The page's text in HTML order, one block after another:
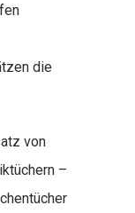
die
von
–